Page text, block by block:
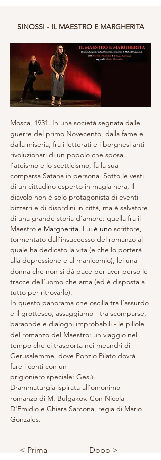
SINOSSI - IL MAESTRO E MARGHERITA
Mosca, 1931. In una società segnata dalle
guerre del primo Novecento, dalla fame e
dalla miseria, fra i letterati e i borghesi anti
rivoluzionari di un popolo che sposa
l’ateismo e lo scetticismo, fa la sua
comparsa Satana in persona. Sotto le vesti
di un cittadino esperto in magia nera, il
diavolo non è solo protagonista di eventi
bizzarri e di disordini in città, ma è salvatore
di una grande storia d’amore: quella fra il
Maestro e Margherita. Lui è uno scrittore,
tormentato dall’insuccesso del romanzo al
quale ha dedicato la vita (e che lo porterà
alla depressione e al manicomio), lei una
donna che non si dà pace per aver perso le
tracce dell’uomo che ama (ed è disposta a
tutto per ritrovarlo).
In questo panorama che oscilla tra l’assurdo
e il grottesco, assaggiamo - tra scomparse,
baraonde e dialoghi improbabili - le pillole
del romanzo del Maestro: un viaggio nel
tempo che ci trasporta nei meandri di
Gerusalemme, dove Ponzio Pilato dovrà
fare i conti con un
prigioniero speciale: Gesù.
Drammaturgia ispirata all'omonimo
romanzo di M. Bulgakov. Con Nicola
D'Emidio e Chiara Sarcona, regia di Mario
Gonzales.
< Prima Dopo >